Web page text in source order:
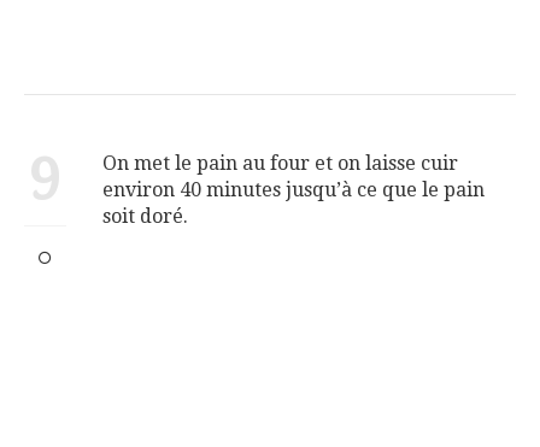
9
On met le pain au four et on laisse cuir
environ 40 minutes jusqu’à ce que le pain
soit doré.